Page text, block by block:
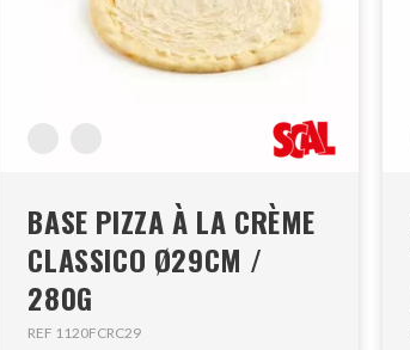
BASE PIZZA À LA CRÈME
CLASSICO Ø29CM /
280G
REF 1120FCRC29